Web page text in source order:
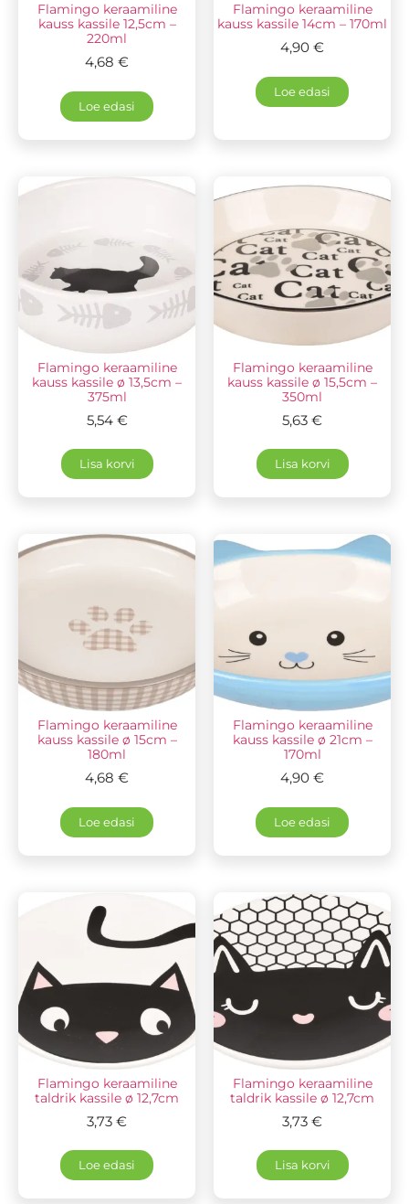
Flamingo keraamiline
kauss kassile 12,5cm –
220ml
4,68 €
Loe edasi
Flamingo keraamiline
kauss kassile 14cm – 170ml
4,90 €
Loe edasi
Flamingo keraamiline
kauss kassile ø 13,5cm –
375ml
5,54 €
Lisa korvi
Flamingo keraamiline
kauss kassile ø 15,5cm –
350ml
5,63 €
Lisa korvi
Flamingo keraamiline
kauss kassile ø 15cm –
180ml
4,68 €
Loe edasi
Flamingo keraamiline
kauss kassile ø 21cm –
170ml
4,90 €
Loe edasi
Flamingo keraamiline
taldrik kassile ø 12,7cm
3,73 €
Loe edasi
Flamingo keraamiline
taldrik kassile ø 12,7cm
3,73 €
Lisa korvi